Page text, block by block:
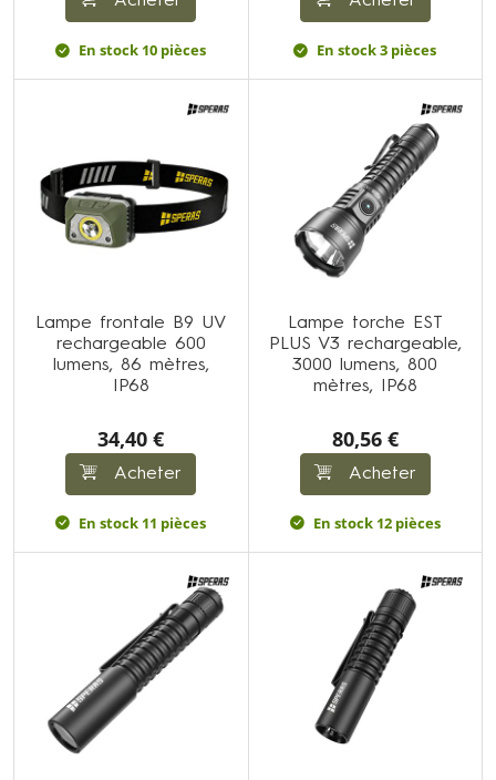
En stock 10 pièces En stock 3 pièces
Lampe frontale B9 UV
rechargeable 600
lumens, 86 mètres,
IP68
34,40 €
Acheter
En stock 11 pièces
Lampe torche EST
PLUS V3 rechargeable,
3000 lumens, 800
mètres, IP68
80,56 €
Acheter
En stock 12 pièces